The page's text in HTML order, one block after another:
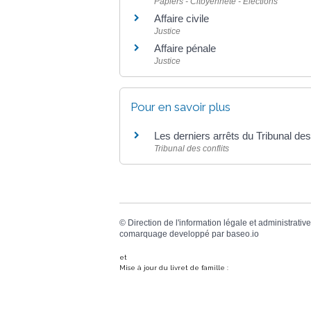
Affaire civile
Justice
Affaire pénale
Justice
Pour en savoir plus
Les derniers arrêts du Tribunal
Tribunal des conflits
© Direction de l'information légale et administrative
comarquage developpé par baseo.io
et
Mise à jour du livret de famille :